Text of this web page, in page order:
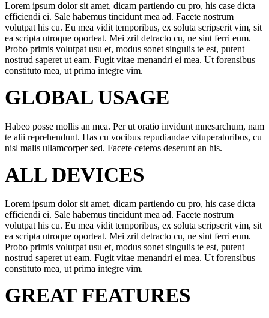
Lorem ipsum dolor sit amet, dicam partiendo cu pro, his case dicta
efficiendi ei. Sale habemus tincidunt mea ad. Facete nostrum
volutpat his cu. Eu mea vidit temporibus, ex soluta scripserit vim, sit
ea scripta utroque oporteat. Mei zril detracto cu, ne sint ferri eum.
Probo primis volutpat usu et, modus sonet singulis te est, putent
nostrud saperet ut eam. Fugit vitae menandri ei mea. Ut forensibus
constituto mea, ut prima integre vim.
GLOBAL USAGE
Habeo posse mollis an mea. Per ut oratio invidunt mnesarchum, nam
te alii reprehendunt. Has cu vocibus repudiandae vituperatoribus, cu
nisl malis ullamcorper sed. Facete ceteros deserunt an his.
ALL DEVICES
Lorem ipsum dolor sit amet, dicam partiendo cu pro, his case dicta
efficiendi ei. Sale habemus tincidunt mea ad. Facete nostrum
volutpat his cu. Eu mea vidit temporibus, ex soluta scripserit vim, sit
ea scripta utroque oporteat. Mei zril detracto cu, ne sint ferri eum.
Probo primis volutpat usu et, modus sonet singulis te est, putent
nostrud saperet ut eam. Fugit vitae menandri ei mea. Ut forensibus
constituto mea, ut prima integre vim.
GREAT FEATURES